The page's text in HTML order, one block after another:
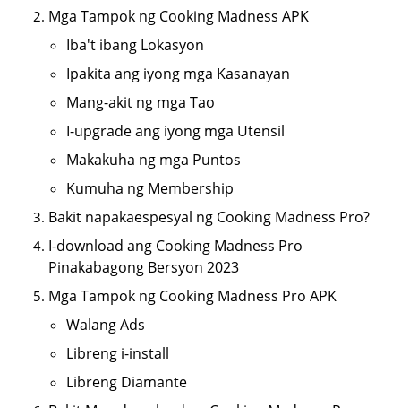
Mga Tampok ng Cooking Madness APK
Iba't ibang Lokasyon
Ipakita ang iyong mga Kasanayan
Mang-akit ng mga Tao
I-upgrade ang iyong mga Utensil
Makakuha ng mga Puntos
Kumuha ng Membership
Bakit napakaespesyal ng Cooking Madness Pro?
I-download ang Cooking Madness Pro
Pinakabagong Bersyon 2023
Mga Tampok ng Cooking Madness Pro APK
Walang Ads
Libreng i-install
Libreng Diamante